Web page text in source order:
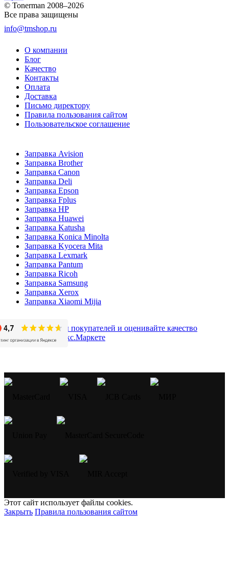
© Tonerman 2008–2026
Все права защищены
info@tmshop.ru
О компании
Блог
Качество
Контакты
Оплата
Доставка
Письмо директору
Правила пользования сайтом
Пользовательское соглашение
Заправка Avision
Заправка Brother
Заправка Canon
Заправка Deli
Заправка Epson
Заправка Fplus
Заправка HP
Заправка Huawei
Заправка Katusha
Заправка Konica Minolta
Заправка Kyocera Mita
Заправка Lexmark
Заправка Pantum
Заправка Ricoh
Заправка Samsung
Заправка Xerox
Заправка Xiaomi Mijia
Этот сайт использует файлы cookies.
Закрыть Правила пользования сайтом